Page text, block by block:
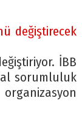
değiştirecek
İBB
sorumluluk